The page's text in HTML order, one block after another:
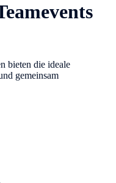
bieten die ideale
gemeinsam